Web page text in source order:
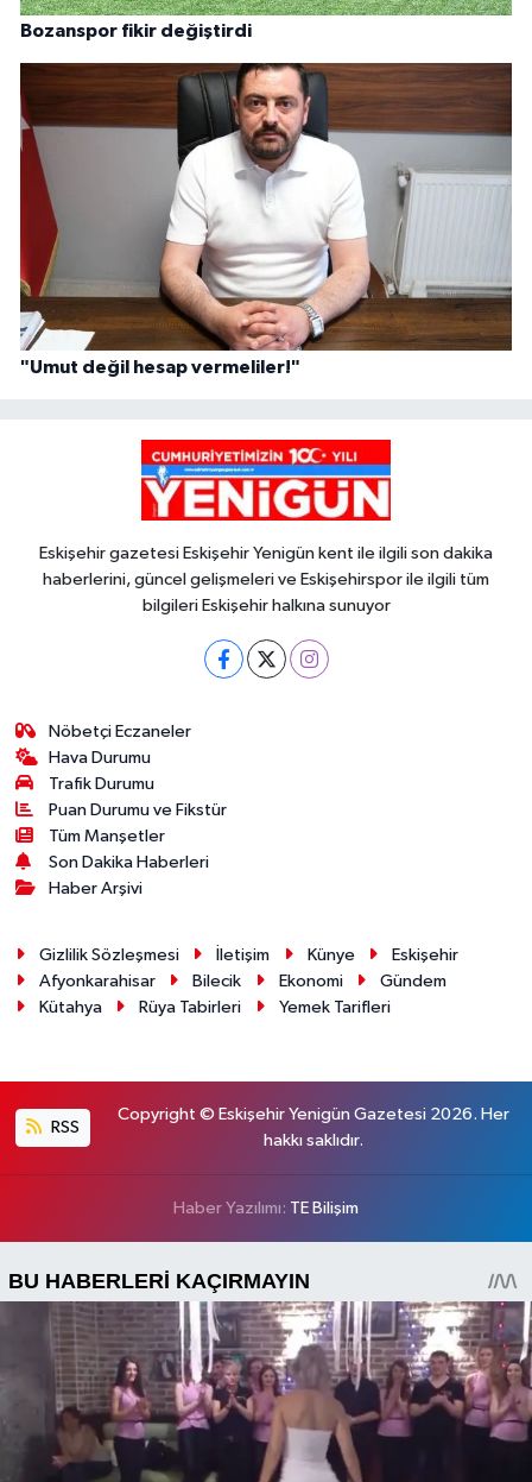
Bozanspor fikir değiştirdi
"Umut değil hesap vermeliler!"
Eskişehir gazetesi Eskişehir Yenigün kent ile ilgili son dakika
haberlerini, güncel gelişmeleri ve Eskişehirspor ile ilgili tüm
bilgileri Eskişehir halkına sunuyor
Nöbetçi Eczaneler
Hava Durumu
Trafik Durumu
Puan Durumu ve Fikstür
Tüm Manşetler
Son Dakika Haberleri
Haber Arşivi
Gizlilik Sözleşmesi İletişim Künye
Eskişehir
Afyonkarahisar
Bilecik Ekonomi
Gündem
Kütahya
Rüya Tabirleri Yemek Tarifleri
RSS
Copyright © Eskişehir Yenigün Gazetesi 2026. Her
hakkı saklıdır.
Haber Yazılımı: TE Bilişim